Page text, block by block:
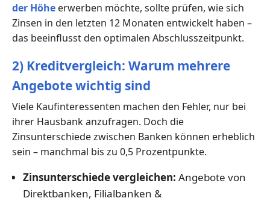
der Höhe erwerben möchte, sollte prüfen, wie sich
Zinsen in den letzten 12 Monaten entwickelt haben –
das beeinflusst den optimalen Abschlusszeitpunkt.
2) Kreditvergleich: Warum mehrere
Angebote wichtig sind
Viele Kaufinteressenten machen den Fehler, nur bei
ihrer Hausbank anzufragen. Doch die
Zinsunterschiede zwischen Banken können erheblich
sein – manchmal bis zu 0,5 Prozentpunkte.
Zinsunterschiede vergleichen: Angebote von
Direktbanken, Filialbanken &